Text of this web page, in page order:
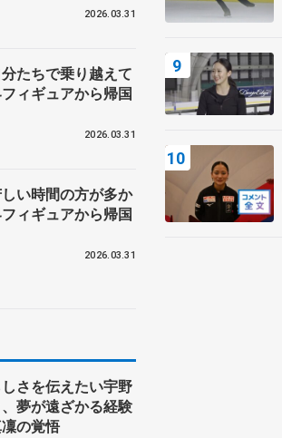
2026.03.31
たちで乗り越えて
ィギュアから帰国
2026.03.31
い時間の方が多か
ィギュアから帰国
2026.03.31
さを伝えたい宇野
夢が遠ざかる経験
の覚悟